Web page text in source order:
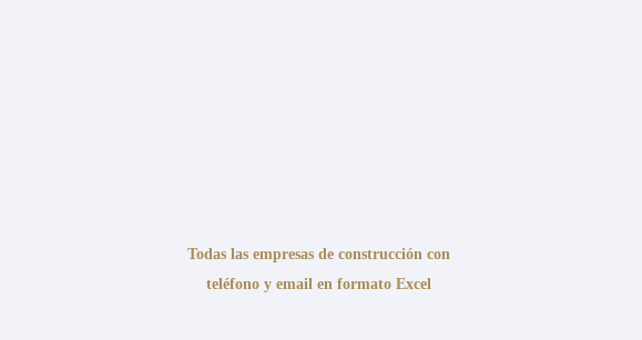
Todas las empresas de construcción con
teléfono y email en formato Excel